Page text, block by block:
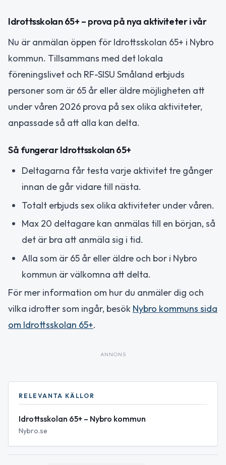
Idrottsskolan 65+ – prova på nya aktiviteter i vår
Nu är anmälan öppen för Idrottsskolan 65+ i Nybro
kommun. Tillsammans med det lokala
föreningslivet och RF-SISU Småland erbjuds
personer som är 65 år eller äldre möjligheten att
under våren 2026 prova på sex olika aktiviteter,
anpassade så att alla kan delta.
Så fungerar Idrottsskolan 65+
Deltagarna får testa varje aktivitet tre gånger
innan de går vidare till nästa.
Totalt erbjuds sex olika aktiviteter under våren.
Max 20 deltagare kan anmälas till en början, så
det är bra att anmäla sig i tid.
Alla som är 65 år eller äldre och bor i Nybro
kommun är välkomna att delta.
För mer information om hur du anmäler dig och
vilka idrotter som ingår, besök Nybro kommuns sida
om Idrottsskolan 65+.
ANNONS
RELEVANTA KÄLLOR
Idrottsskolan 65+ – Nybro kommun
Nybro.se